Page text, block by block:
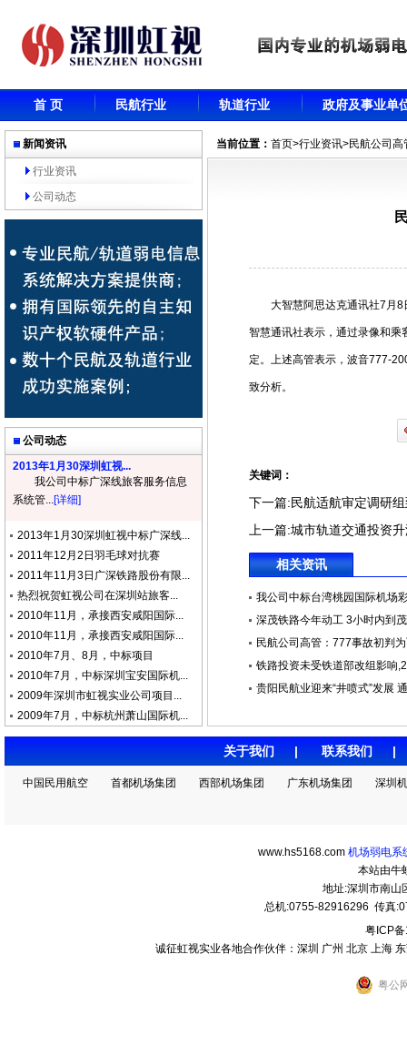
首 页 民航行业 轨道行业 政府及事业单
新闻资讯
行业资讯
公司动态
公司动态
2013年1月30深圳虹视...
我公司中标广深线旅客服务信息
系统管...[详细]
2013年1月30深圳虹视中标广深线...
2011年12月2日羽毛球对抗赛
2011年11月3日广深铁路股份有限...
热烈祝贺虹视公司在深圳站旅客...
2010年11月，承接西安咸阳国际...
2010年11月，承接西安咸阳国际...
2010年7月、8月，中标项目
2010年7月，中标深圳宝安国际机...
2009年深圳市虹视实业公司项目...
2009年7月，中标杭州萧山国际机...
当前位置： 首页>行业资讯>民航公司高
大智慧阿思达克通讯社7月8
智慧通讯社表示，通过录像和乘
定。上述高管表示，波音777-
致分析。
关键词：
下一篇:民航适航审定调研
上一篇:城市轨道交通投资
相关资讯
我公司中标台湾桃园国际机场
深茂铁路今年动工 3小时内到
民航公司高管：777事故初判
铁路投资未受铁道部改组影响
贵阳民航业迎来“井喷式”发展
关于我们 | 联系我们
中国民用航空 首都机场集团 西部机场集团 广东机场集团 深圳
www.hs5168.com 机场弱电系
本站由牛
地址:深圳市南山
总机:0755-82916296 传真
粤ICP
诚征虹视实业各地合作伙伴：深圳 广州 北京 上海
粤公